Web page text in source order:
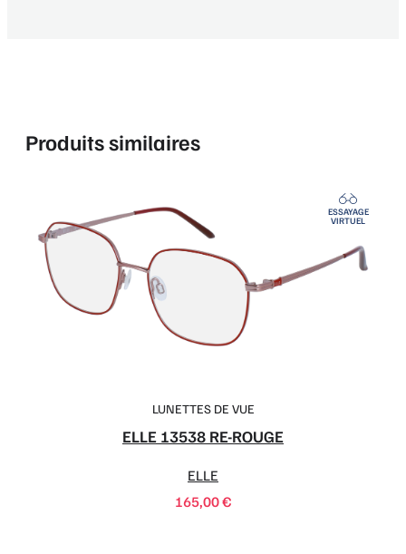
Produits similaires
LUNETTES DE VUE
ELLE 13538 RE-ROUGE
ELLE
165,00€
ESSAYAGE
VIRTUEL